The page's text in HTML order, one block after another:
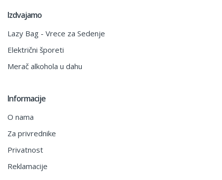
Izdvajamo
Lazy Bag - Vrece za Sedenje
Električni šporeti
Merač alkohola u dahu
Informacije
O nama
Za privrednike
Privatnost
Reklamacije